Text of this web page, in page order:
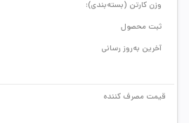
وزن کارتن (بسته‌بندی):
ثبت محصول
آخرین به‌روز رسانی
قیمت مصرف کننده